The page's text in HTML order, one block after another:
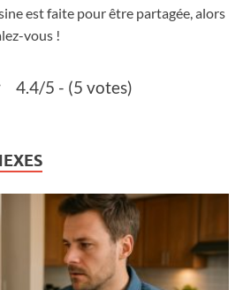
est faite pour être partagée, alors
vous !
4.4/5 - (5 votes)